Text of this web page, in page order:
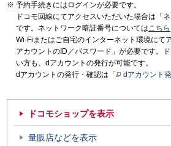
予約手続きにはログインが必要です。
ドコモ回線にてアクセスいただいた場合は「
です。ネットワーク暗証番号についてはこちら
Wi-Fiまたはご自宅のインターネット環境にて
アカウントのID／パスワード」が必要です。
い方も、dアカウントの発行が可能です。
dアカウントの発行・確認は「
dアカウント
ドコモショップを表示
量販店などを表示